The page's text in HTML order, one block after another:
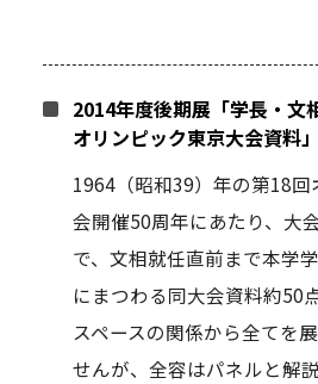
2014年度後期展「学長・
オリンピック東京大会資料」
1964（昭和39）年の第18
会開催50周年にあたり、大
で、文相就任直前まで本学
にまつわる同大会資料約50
スペースの関係から全てを
せんが、全容はパネルと解